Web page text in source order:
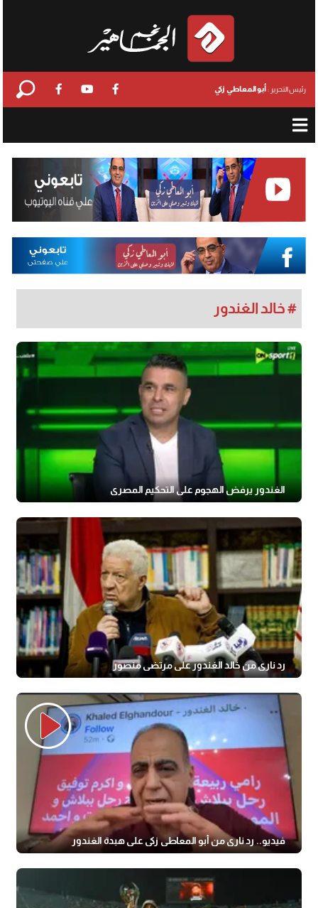
رئيس التحرير : أبو المعاطي زكي
# خالد الغندور
الغندور يرفض الهجوم على التحكيم المصري
رد ناري من خالد الغندور على مرتضى منصور
فيديو.. رد ناري من أبو المعاطي زكي على هبدة الغندور